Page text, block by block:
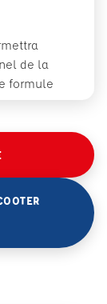
de la
formule